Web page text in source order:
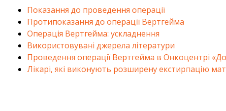
Показання до проведення операції
Протипоказання до операції Вертгейма
Операція Вертгейма: ускладнення
Використовувані джерела літератури
Проведення операції Вертгейма в Онкоцентрі
Лікарі, які виконують розширену екстирпацію